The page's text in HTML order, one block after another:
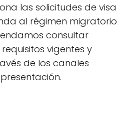
las solicitudes de visa
al régimen migratorio
consultar
vigentes y
de los canales